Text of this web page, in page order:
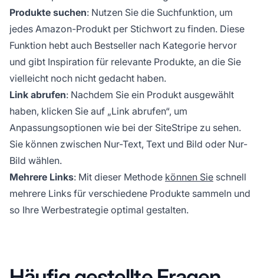
Produkte suchen: Nutzen Sie die Suchfunktion, um
jedes Amazon-Produkt per Stichwort zu finden. Diese
Funktion hebt auch Bestseller nach Kategorie hervor
und gibt Inspiration für relevante Produkte, an die Sie
vielleicht noch nicht gedacht haben.
Link abrufen: Nachdem Sie ein Produkt ausgewählt
haben, klicken Sie auf „Link abrufen“, um
Anpassungsoptionen wie bei der SiteStripe zu sehen.
Sie können zwischen Nur-Text, Text und Bild oder Nur-
Bild wählen.
Mehrere Links: Mit dieser Methode können Sie schnell
mehrere Links für verschiedene Produkte sammeln und
so Ihre Werbestrategie optimal gestalten.